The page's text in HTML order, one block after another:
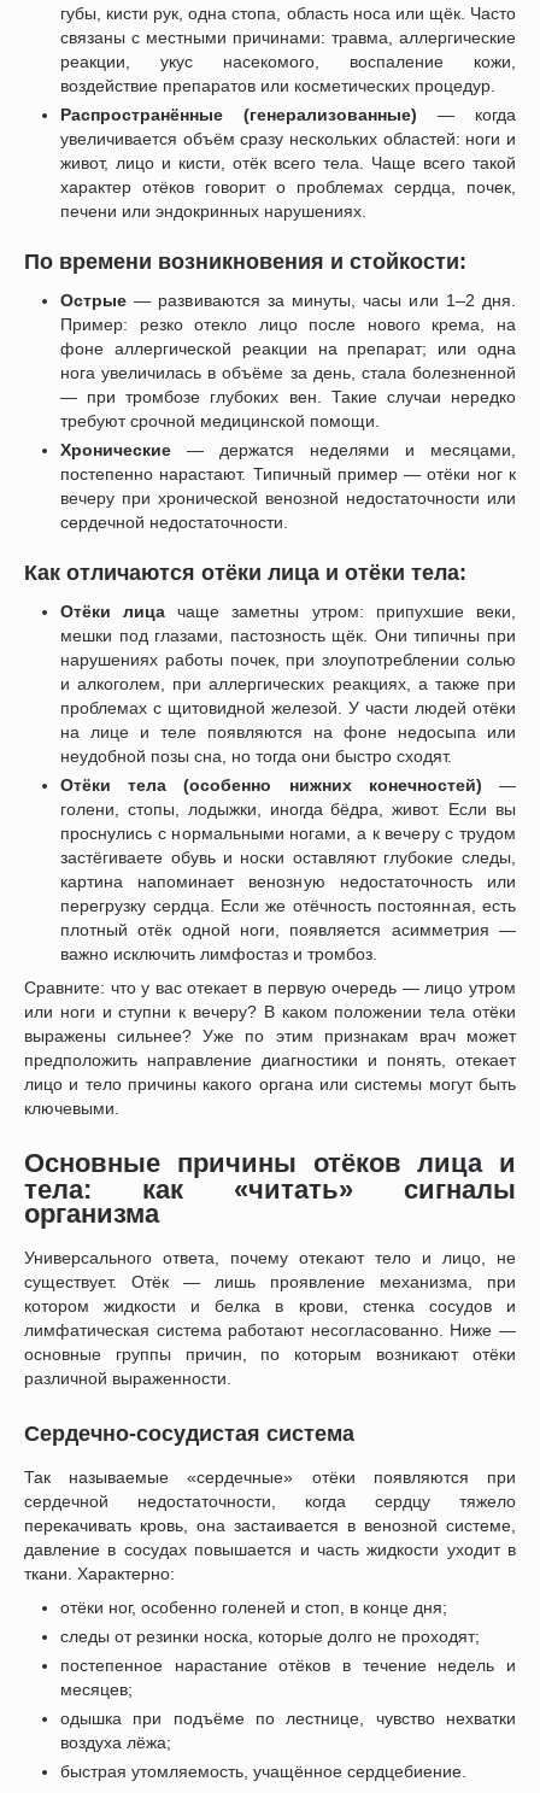
губы, кисти рук, одна стопа, область носа или щёк. Часто
связаны с местными причинами: травма, аллергические
реакции, укус насекомого, воспаление кожи,
воздействие препаратов или косметических процедур.
Распространённые (генерализованные) — когда
увеличивается объём сразу нескольких областей: ноги и
живот, лицо и кисти, отёк всего тела. Чаще всего такой
характер отёков говорит о проблемах сердца, почек,
печени или эндокринных нарушениях.
По времени возникновения и стойкости:
Острые — развиваются за минуты, часы или 1–2 дня.
Пример: резко отекло лицо после нового крема, на
фоне аллергической реакции на препарат; или одна
нога увеличилась в объёме за день, стала болезненной
— при тромбозе глубоких вен. Такие случаи нередко
требуют срочной медицинской помощи.
Хронические — держатся неделями и месяцами,
постепенно нарастают. Типичный пример — отёки ног к
вечеру при хронической венозной недостаточности или
сердечной недостаточности.
Как отличаются отёки лица и отёки тела:
Отёки лица чаще заметны утром: припухшие веки,
мешки под глазами, пастозность щёк. Они типичны при
нарушениях работы почек, при злоупотреблении солью
и алкоголем, при аллергических реакциях, а также при
проблемах с щитовидной железой. У части людей отёки
на лице и теле появляются на фоне недосыпа или
неудобной позы сна, но тогда они быстро сходят.
Отёки тела (особенно нижних конечностей) —
голени, стопы, лодыжки, иногда бёдра, живот. Если вы
проснулись с нормальными ногами, а к вечеру с трудом
застёгиваете обувь и носки оставляют глубокие следы,
картина напоминает венозную недостаточность или
перегрузку сердца. Если же отёчность постоянная, есть
плотный отёк одной ноги, появляется асимметрия —
важно исключить лимфостаз и тромбоз.
Сравните: что у вас отекает в первую очередь — лицо утром
или ноги и ступни к вечеру? В каком положении тела отёки
выражены сильнее? Уже по этим признакам врач может
предположить направление диагностики и понять, отекает
лицо и тело причины какого органа или системы могут быть
ключевыми.
Основные причины отёков лица и
тела: как «читать» сигналы
организма
Универсального ответа, почему отекают тело и лицо, не
существует. Отёк — лишь проявление механизма, при
котором жидкости и белка в крови, стенка сосудов и
лимфатическая система работают несогласованно. Ниже —
основные группы причин, по которым возникают отёки
различной выраженности.
Сердечно-сосудистая система
Так называемые «сердечные» отёки появляются при
сердечной недостаточности, когда сердцу тяжело
перекачивать кровь, она застаивается в венозной системе,
давление в сосудах повышается и часть жидкости уходит в
ткани. Характерно:
отёки ног, особенно голеней и стоп, в конце дня;
следы от резинки носка, которые долго не проходят;
постепенное нарастание отёков в течение недель и
месяцев;
одышка при подъёме по лестнице, чувство нехватки
воздуха лёжа;
быстрая утомляемость, учащённое сердцебиение.